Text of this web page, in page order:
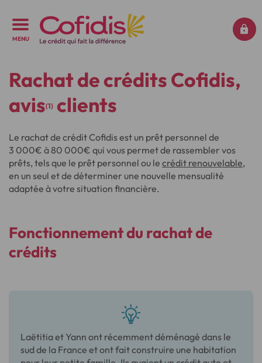
MENU
Rachat de crédits Cofidis,
avis(1) clients
Le rachat de crédit Cofidis est un prêt personnel de
3 000€ à 80 000€ qui vous permet de rassembler vos
prêts, tels que le prêt personnel ou le crédit renouvelable,
en un seul et de déterminer une nouvelle mensualité
adaptée à votre situation financière.
Fonctionnementdu rachat de
crédits
Laëtitia et Yann ont récemment déménagé dans le
sud de la France et ont fait construire une habitation